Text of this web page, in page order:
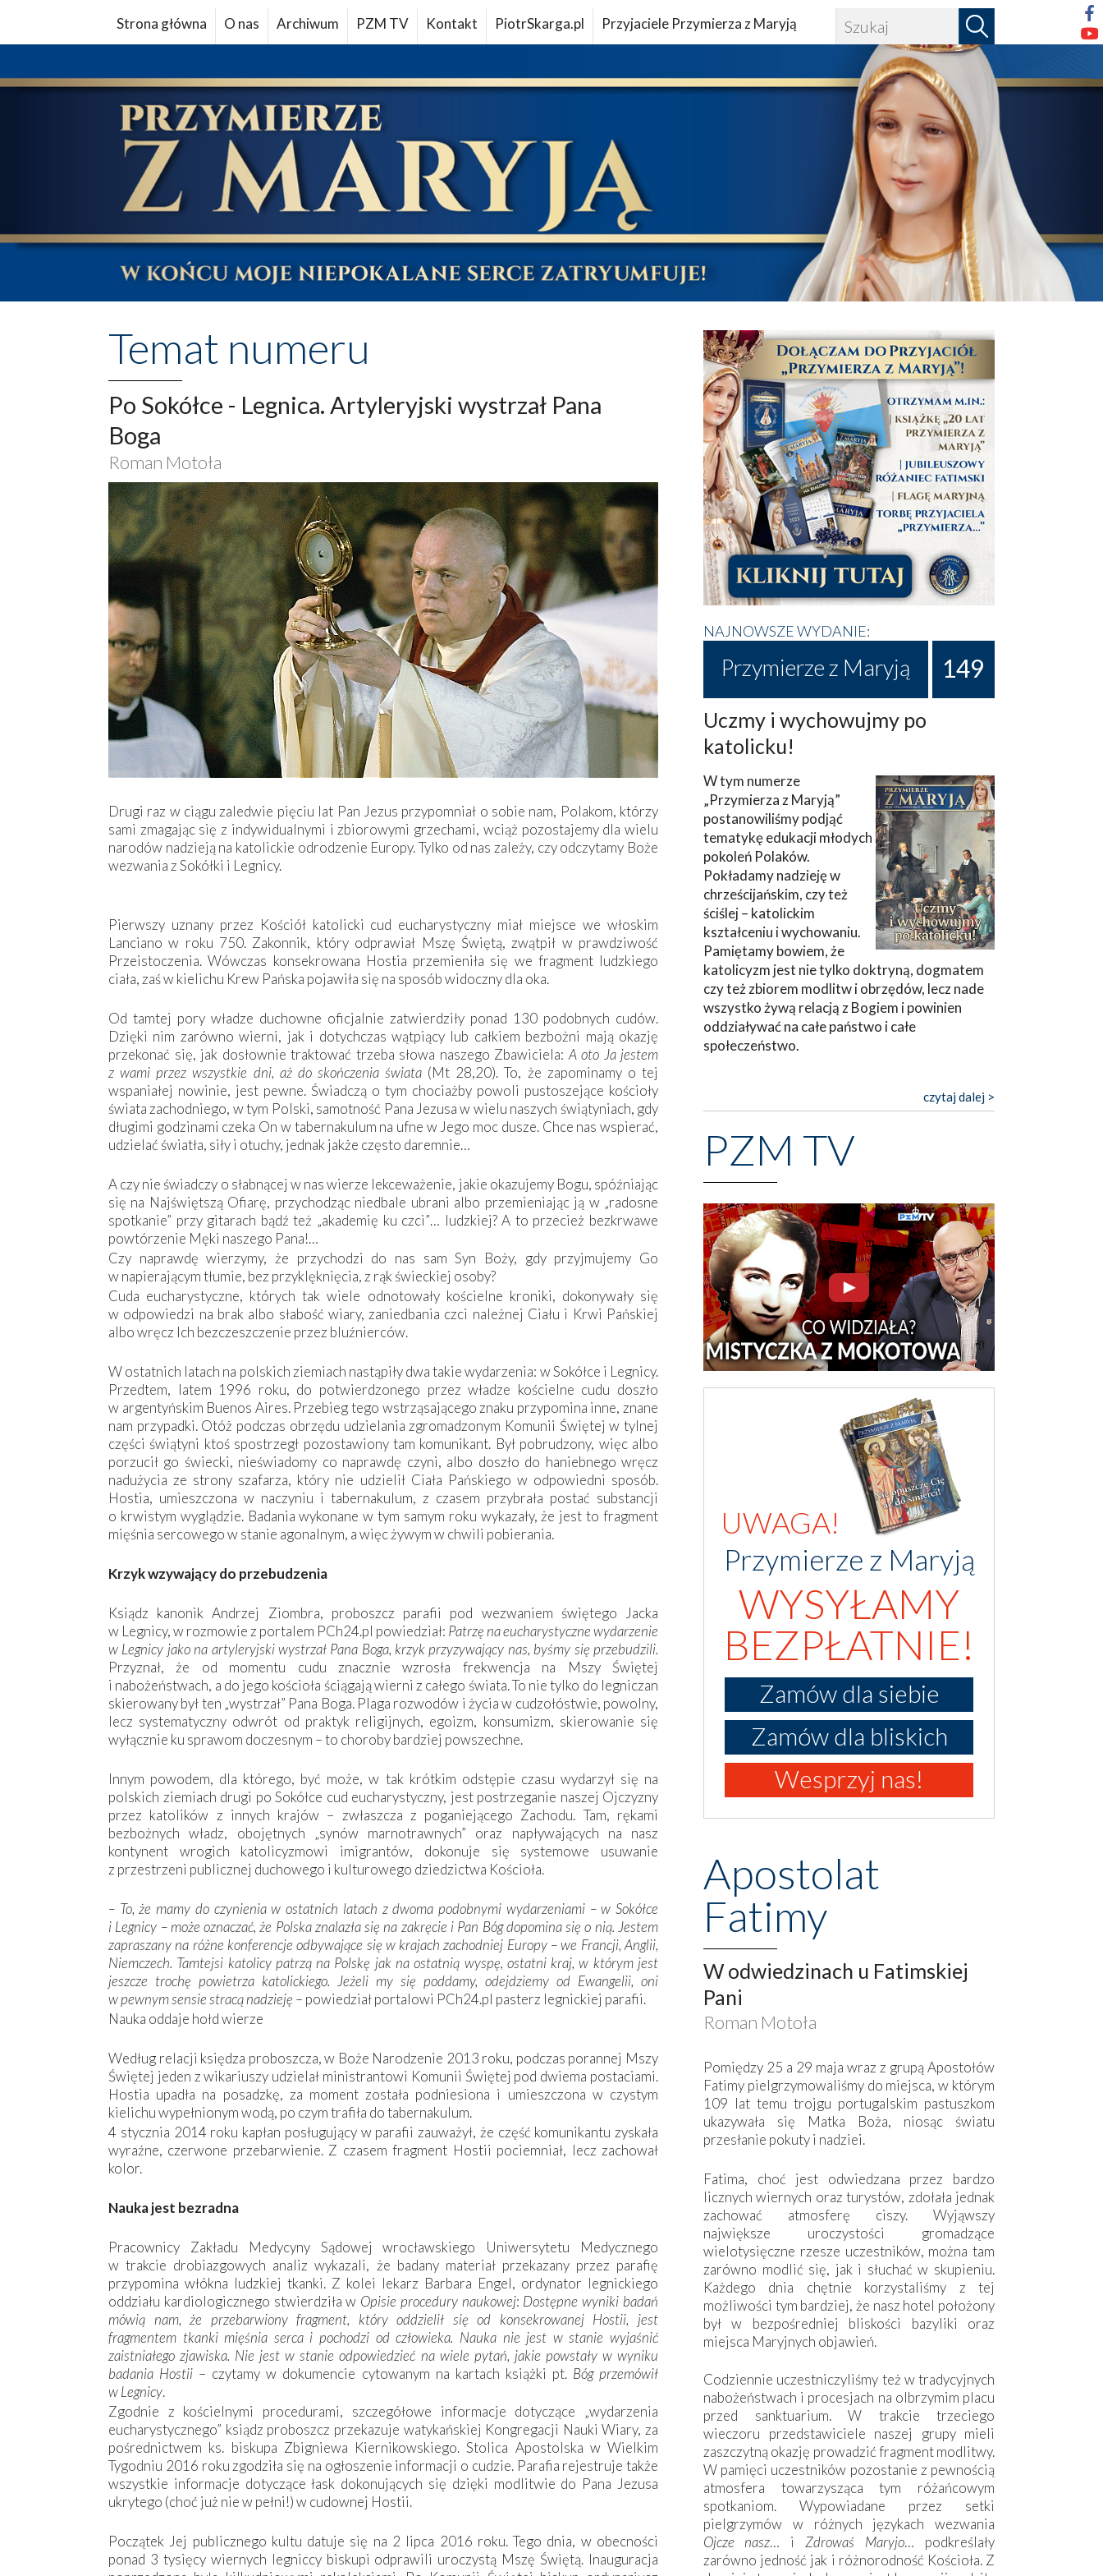
Strona główna O nas Archiwum PZM TV Kontakt PiotrSkarga.pl Przyjaciele Przymierza z Maryją
Temat numeru
Po Sokółce - Legnica. Artyleryjski wystrzał Pana
Boga
Roman Motoła
Drugi raz w ciągu zaledwie pięciu lat Pan Jezus przypomniał o sobie nam, Polakom, którzy
sami zmagając się z indywidualnymi i zbiorowymi grzechami, wciąż pozostajemy dla wielu
narodów nadzieją na katolickie odrodzenie Europy. Tylko od nas zależy, czy odczytamy Boże
wezwania z Sokółki i Legnicy.
Pierwszy uznany przez Kościół katolicki cud eucharystyczny miał miejsce we włoskim
Lanciano w roku 750. Zakonnik, który odprawiał Mszę Świętą, zwątpił w prawdziwość
Przeistoczenia. Wówczas konsekrowana Hostia przemieniła się we fragment ludzkiego
ciała, zaś w kielichu Krew Pańska pojawiła się na sposób widoczny dla oka.
Od tamtej pory władze duchowne oficjalnie zatwierdziły ponad 130 podobnych cudów.
Dzięki nim zarówno wierni, jak i dotychczas wątpiący lub całkiem bezbożni mają okazję
przekonać się, jak dosłownie traktować trzeba słowa naszego Zbawiciela:A oto Ja jestem
z wami przez wszystkie dni, aż do skończenia świata (Mt 28,20). To, że zapominamy o tej
wspaniałej nowinie, jest pewne. Świadczą o tym chociażby powoli pustoszejące kościoły
świata zachodniego, w tym Polski, samotność Pana Jezusa w wielu naszych świątyniach, gdy
długimi godzinami czeka On w tabernakulum na ufne w Jego moc dusze. Chce nas wspierać,
udzielać światła, siły i otuchy, jednak jakże często daremnie…
A czy nie świadczy o słabnącej w nas wierze lekceważenie, jakie okazujemy Bogu, spóźniając
się na Najświętszą Ofiarę, przychodząc niedbale ubrani albo przemieniając ją w „radosne
spotkanie” przy gitarach bądź też „akademię ku czci”… ludzkiej? A to przecież bezkrwawe
powtórzenie Męki naszego Pana!…
Czy naprawdę wierzymy, że przychodzi do nas sam Syn Boży, gdy przyjmujemy Go
w napierającym tłumie, bez przyklęknięcia, z rąk świeckiej osoby?
Cuda eucharystyczne, których tak wiele odnotowały kościelne kroniki, dokonywały się
w odpowiedzi na brak albo słabość wiary, zaniedbania czci należnej Ciału i Krwi Pańskiej
albo wręcz Ich bezczeszczenie przez bluźnierców.
W ostatnich latach na polskich ziemiach nastąpiły dwa takie wydarzenia: w Sokółce i Legnicy.
Przedtem, latem 1996 roku, do potwierdzonego przez władze kościelne cudu doszło
w argentyńskim Buenos Aires. Przebieg tego wstrząsającego znaku przypomina inne, znane
nam przypadki. Otóż podczas obrzędu udzielania zgromadzonym Komunii Świętej w tylnej
części świątyni ktoś spostrzegł pozostawiony tam komunikant. Był pobrudzony, więc albo
porzucił go świecki, nieświadomy co naprawdę czyni, albo doszło do haniebnego wręcz
nadużycia ze strony szafarza, który nie udzielił Ciała Pańskiego w odpowiedni sposób.
Hostia, umieszczona w naczyniu i tabernakulum, z czasem przybrała postać substancji
o krwistym wyglądzie. Badania wykonane w tym samym roku wykazały, że jest to fragment
mięśnia sercowego w stanie agonalnym, a więc żywym w chwili pobierania.
Krzyk wzywający do przebudzenia
Ksiądz kanonik Andrzej Ziombra, proboszcz parafii pod wezwaniem świętego Jacka
w Legnicy, w rozmowie z portalem PCh24.pl powiedział: Patrzę na eucharystyczne wydarzenie
w Legnicy jako na artyleryjski wystrzał Pana Boga, krzyk przyzywający nas, byśmy się przebudzili.
Przyznał, że od momentu cudu znacznie wzrosła frekwencja na Mszy Świętej
i nabożeństwach, a do jego kościoła ściągają wierni z całego świata. To nie tylko do legniczan
skierowany był ten „wystrzał” Pana Boga. Plaga rozwodów i życia w cudzołóstwie, powolny,
lecz systematyczny odwrót od praktyk religijnych, egoizm, konsumizm, skierowanie się
wyłącznie ku sprawom doczesnym – to choroby bardziej powszechne.
Innym powodem, dla którego, być może, w tak krótkim odstępie czasu wydarzył się na
polskich ziemiach drugi po Sokółce cud eucharystyczny, jest postrzeganie naszej Ojczyzny
przez katolików z innych krajów – zwłaszcza z poganiejącego Zachodu. Tam, rękami
bezbożnych władz, obojętnych „synów marnotrawnych” oraz napływających na nasz
kontynent wrogich katolicyzmowi imigrantów, dokonuje się systemowe usuwanie
z przestrzeni publicznej duchowego i kulturowego dziedzictwa Kościoła.
– To, że mamy do czynienia w ostatnich latach z dwoma podobnymi wydarzeniami – w Sokółce
i Legnicy – może oznaczać, że Polska znalazła się na zakręcie i Pan Bóg dopomina się o nią. Jestem
zapraszany na różne konferencje odbywające się w krajach zachodniej Europy – we Francji, Anglii,
Niemczech. Tamtejsi katolicy patrzą na Polskę jak na ostatnią wyspę, ostatni kraj, w którym jest
jeszcze trochę powietrza katolickiego. Jeżeli my się poddamy, odejdziemy od Ewangelii, oni
w pewnym sensie stracą nadzieję – powiedział portalowi PCh24.pl pasterz legnickiej parafii.
Nauka oddaje hołd wierze
Według relacji księdza proboszcza, w Boże Narodzenie 2013 roku, podczas porannej Mszy
Świętej jeden z wikariuszy udzielał ministrantowi Komunii Świętej pod dwiema postaciami.
Hostia upadła na posadzkę, za moment została podniesiona i umieszczona w czystym
kielichu wypełnionym wodą, po czym trafiła do tabernakulum.
4 stycznia 2014 roku kapłan posługujący w parafii zauważył, że część komunikantu zyskała
wyraźne, ­czerwone przebarwienie. Z czasem fragment Hostii pociemniał, lecz zachował
kolor.
Nauka jest bezradna
Pracownicy Zakładu Medycyny Sądowej wrocławskiego Uniwersytetu Medycznego
w trakcie drobiazgowych analiz wykazali, że badany materiał przekazany przez parafię
przypomina włókna ludzkiej tkanki. Z kolei lekarz Barbara Engel, ordynator legnickiego
oddziału kardiologicznego stwierdziła w Opisie procedury naukowej: Dostępne wyniki badań
mówią nam, że przebarwiony fragment, który oddzielił się od konsekrowanej Hostii, jest
fragmentem tkanki mięśnia serca i pochodzi od człowieka. Nauka nie jest w stanie wyjaśnić
zaistniałego zjawiska. Nie jest w stanie odpowiedzieć na wiele pytań, jakie powstały w wyniku
badania Hostii – czytamy w dokumencie cytowanym na kartach książki pt. Bóg przemówił
w Legnicy.
Zgodnie z kościelnymi procedurami, szczegółowe informacje dotyczące „wydarzenia
eucharystycznego” ksiądz proboszcz przekazuje watykańskiej Kongregacji Nauki Wiary, za
pośrednictwem ks. biskupa Zbigniewa Kiernikowskiego. Stolica Apostolska w Wielkim
Tygodniu 2016 roku zgodziła się na ogłoszenie informacji o cudzie. Parafia rejestruje także
wszystkie informacje dotyczące łask dokonujących się dzięki modlitwie do Pana Jezusa
ukrytego (choć już nie w pełni!) w cudownej Hostii.
Początek Jej publicznego kultu datuje się na 2 lipca 2016 roku. Tego dnia, w obecności
ponad 3 tysięcy wiernych legniccy biskupi odprawili uroczystą Mszę Świętą. Inauguracja
NAJNOWSZE WYDANIE:
Przymierze z Maryją 149
Uczmy i wychowujmy po
katolicku!
W tym numerze
„Przymierza z Maryją”
postanowiliśmy podjąć
tematykę edukacji młodych
pokoleń Polaków.
Pokładamy nadzieję w
chrześcijańskim, czy też
ściślej – katolickim
kształceniu i wychowaniu.
Pamiętamy bowiem, że
katolicyzm jest nie tylko doktryną, dogmatem
czy też zbiorem modlitw i obrzędów, lecz nade
wszystko żywą relacją z Bogiem i powinien
oddziaływać na całe państwo i całe
społeczeństwo.
czytaj dalej >
PZM TV
UWAGA!
Przymierze z Maryją
WYSYŁAMY
BEZPŁATNIE!
Zamów dla siebie
Zamów dla bliskich
Wesprzyj nas!
Apostolat
Fatimy
W odwiedzinach u Fatimskiej
Pani
Roman Motoła
Pomiędzy 25 a 29 maja wraz z grupą Apostołów
Fatimy pielgrzymowaliśmy do miejsca, w którym
109 lat temu trojgu portugalskim pastuszkom
ukazywała się Matka Boża, niosąc światu
przesłanie pokuty i nadziei.
Fatima, choć jest odwiedzana przez bardzo
licznych wiernych oraz turystów, zdołała jednak
zachować atmosferę ciszy. Wyjąwszy
największe uroczystości gromadzące
wielotysięczne rzesze uczestników, można tam
zarówno modlić się, jak i słuchać w skupieniu.
Każdego dnia chętnie korzystaliśmy z tej
możliwości tym bardziej, że nasz hotel położony
był w bezpośredniej bliskości bazyliki oraz
miejsca Maryjnych objawień.
Codziennie uczestniczyliśmy też w tradycyjnych
nabożeństwach i procesjach na olbrzymim placu
przed sanktuarium. W trakcie trzeciego
wieczoru przedstawiciele naszej grupy mieli
zaszczytną okazję prowadzić fragment modlitwy.
W pamięci uczestników pozostanie z pewnością
atmosfera towarzysząca tym różańcowym
spotkaniom. Wypowiadane przez setki
pielgrzymów w różnych językach wezwania
Ojcze nasz… i Zdrowaś Maryjo… podkreślały
zarówno jedność jak i różnorodność Kościoła. Z